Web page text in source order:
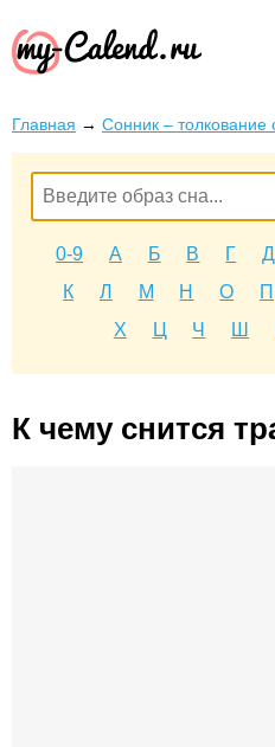
Главная → Сонник – толкование
0-9 А Б В Г Д
К
Л М Н О П
Х
Ц Ч Ш
К чему снится